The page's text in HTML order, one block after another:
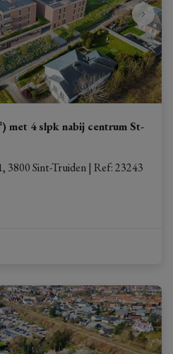
met 4 slpk nabij centrum St-
3800 Sint-Truiden | Ref: 23243